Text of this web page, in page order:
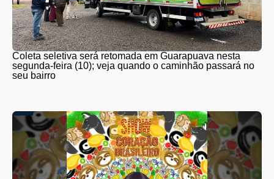
Coleta seletiva será retomada em Guarapuava nesta
segunda-feira (10); veja quando o caminhão passará no
seu bairro